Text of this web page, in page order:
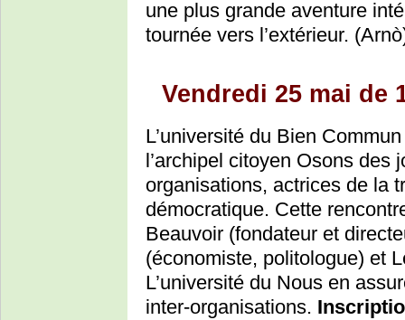
une plus grande aventure
tournée vers l’extérieur.
Vendredi 25 mai de
L’université du Bien
l’archipel citoyen Osons des
organisations, actrices de la
démocratique. Cette
Beauvoir (fondateur et
(économiste, politologue) et
L’université du Nous en
inter-organisations.